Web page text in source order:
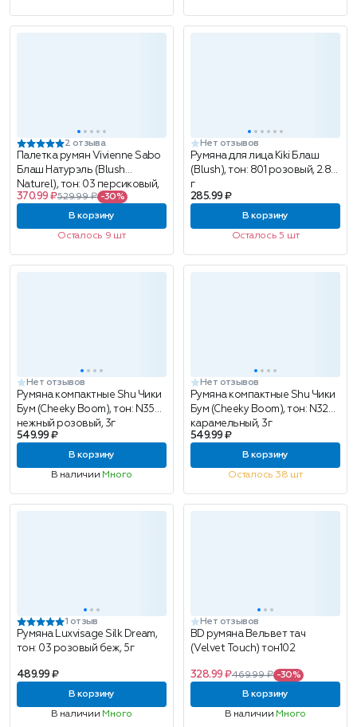
2 отзыва
Палетка румян Vivienne Sabo
Блаш Натурэль (Blush
Naturel), тон: 03 персиковый,
6г
370.99 ₽529.99 ₽ -30%
В корзину
Осталось 9 шт
Нет отзывов
Румяна для лица Kiki Блаш
(Blush), тон: 801 розовый, 2.88
г
285.99 ₽
В корзину
Осталось 5 шт
Нет отзывов
Румяна компактные Shu Чики
Бум (Cheeky Boom), тон: N35
нежный розовый, 3г
549.99 ₽
В корзину
В наличии Много
Нет отзывов
Румяна компактные Shu Чики
Бум (Cheeky Boom), тон: N32
карамельный, 3г
549.99 ₽
В корзину
Осталось 38 шт
1 отзыв
Румяна Luxvisage Silk Dream,
тон: 03 розовый беж, 5г
489.99 ₽
В корзину
В наличии Много
Нет отзывов
BD румяна Вельвет тач
(Velvet Touch) тон102
328.99 ₽469.99 ₽ -30%
В корзину
В наличии Много